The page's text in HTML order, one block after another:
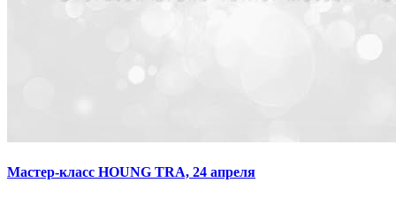
Мастер-класс HOUNG TRA, 24 апреля